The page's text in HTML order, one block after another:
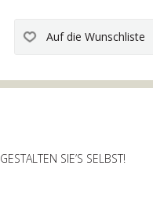
GESTALTEN SIE’S SELBST!